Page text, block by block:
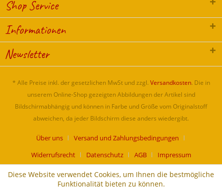
Shop Service
Informationen
Newsletter
* Alle Preise inkl. der gesetzlichen MwSt und zzgl. Versandkosten. Die in
unserem Online-Shop gezeigten Abbildungen der Artikel sind
Bildschirmabhängig und können in Farbe und Größe vom Originalstoff
abweichen, da jeder Bildschirm diese anders wiedergibt.
Über uns
Versand und Zahlungsbedingungen
Widerrufsrecht
Datenschutz AGB Impressum
Diese Website verwendet Cookies, um Ihnen die bestmögliche
Funktionalität bieten zu können.